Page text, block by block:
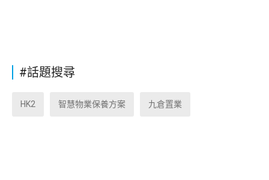
#話題搜尋
HK2 智慧物業保養方案 九倉置業